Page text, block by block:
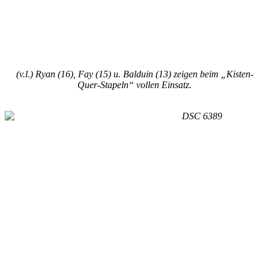
(v.l.) Ryan (16), Fay (15) u. Balduin (13) zeigen beim „Kisten-
Quer-Stapeln“ vollen Einsatz.